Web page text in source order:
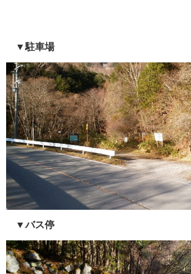
▼駐車場
▼バス停